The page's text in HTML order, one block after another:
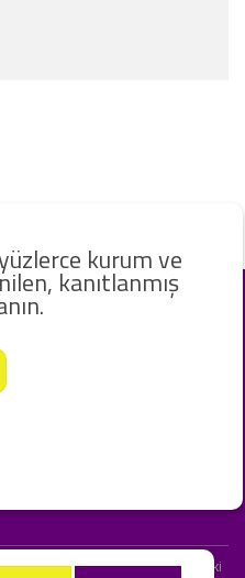
kurum ve
kanıtlanmış
kurduğumuz iletişimlerdeki